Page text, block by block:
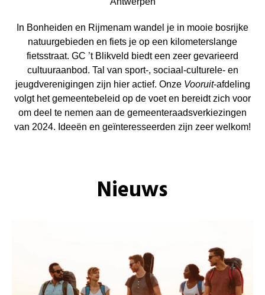
In Bonheiden en Rijmenam wandel je in mooie bosrijke
natuurgebieden en fiets je op een kilometerslange
fietsstraat. GC ’t Blikveld biedt een zeer gevarieerd
cultuuraanbod. Tal van sport-, sociaal-culturele- en
jeugdverenigingen zijn hier actief. Onze Vooruit-afdeling
volgt het gemeentebeleid op de voet en bereidt zich voor
om deel te nemen aan de gemeenteraadsverkiezingen
van 2024. Ideeën en geïnteresseerden zijn zeer welkom!
Nieuws